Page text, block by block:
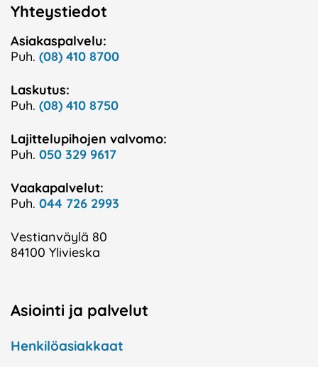
Yhteystiedot
Asiakaspalvelu:
Puh. (08) 410 8700
Laskutus:
Puh. (08) 410 8750
Lajittelupihojen valvomo:
Puh. 050 329 9617
Vaakapalvelut:
Puh. 044 726 2993
Vestianväylä 80
84100 Ylivieska
Asiointi ja palvelut
Henkilöasiakkaat